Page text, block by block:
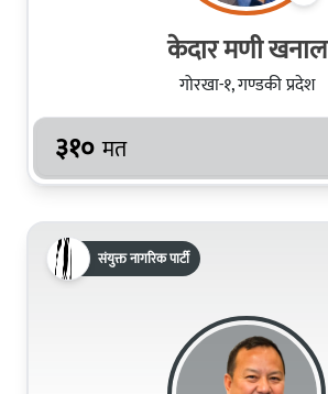
केदार मणी खनाल
गोरखा-१, गण्डकी प्रदेश
३१० मत
संयुक्त नागरिक पार्टी